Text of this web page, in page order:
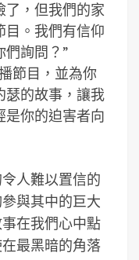
了，但我們的家
目。我們有信仰
們詢問？”
節目，並為你
瑟的故事，讓我
是你的迫害者向
人難以置信的
與其中的巨大
在我們心中點
最黑暗的角落